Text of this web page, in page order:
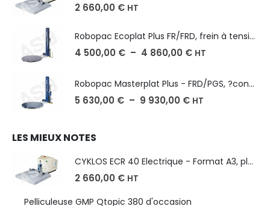
2 660,00 € HT
Robopac Ecoplat Plus FR/FRD, frein à tension mécanique
4 500,00 € – 4 860,00 € HT
Robopac Masterplat Plus - FRD/PGS, ?conomie et performance
5 630,00 € – 9 930,00 € HT
LES MIEUX NOTES
CYKLOS ECR 40 Electrique - Format A3, plusieurs unités coupe
2 660,00 € HT
Pelliculeuse GMP Qtopic 380 d'occasion